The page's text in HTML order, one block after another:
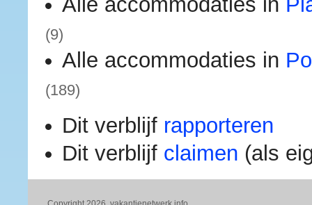
(9)
Alle accommodaties in
(189)
Dit verblijf rapporteren
Dit verblijf claimen (als